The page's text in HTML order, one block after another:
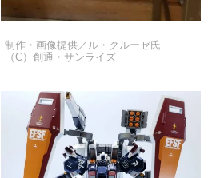
制作・画像提供／ル・クルーゼ氏
（C）創通・サンライズ